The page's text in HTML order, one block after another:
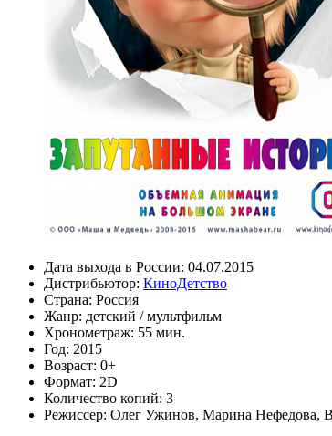
Дата выхода в России: 04.07.2015
Дистрибьютор: КиноДетство
Страна: Россия
Жанр: детский /мультфильм
Хронометраж: 55 мин.
Год: 2015
Возраст: 0+
Формат: 2D
Количество копий: 3
Режиссер: Олег Ужинов, Марина Нефедова,